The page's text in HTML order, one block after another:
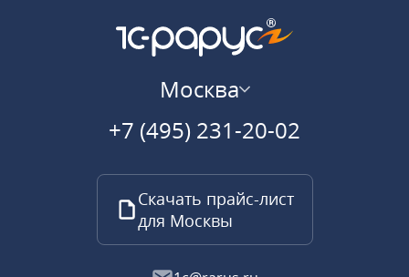
Москва
+7 (495) 231-20-02
Скачать прайс-лист
для Москвы